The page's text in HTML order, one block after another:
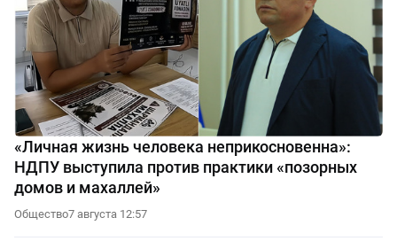
«Личная жизнь человека неприкосновенна»:
НДПУ выступила против практики «позорных
домов и махаллей»
Общество7 августа 12:57